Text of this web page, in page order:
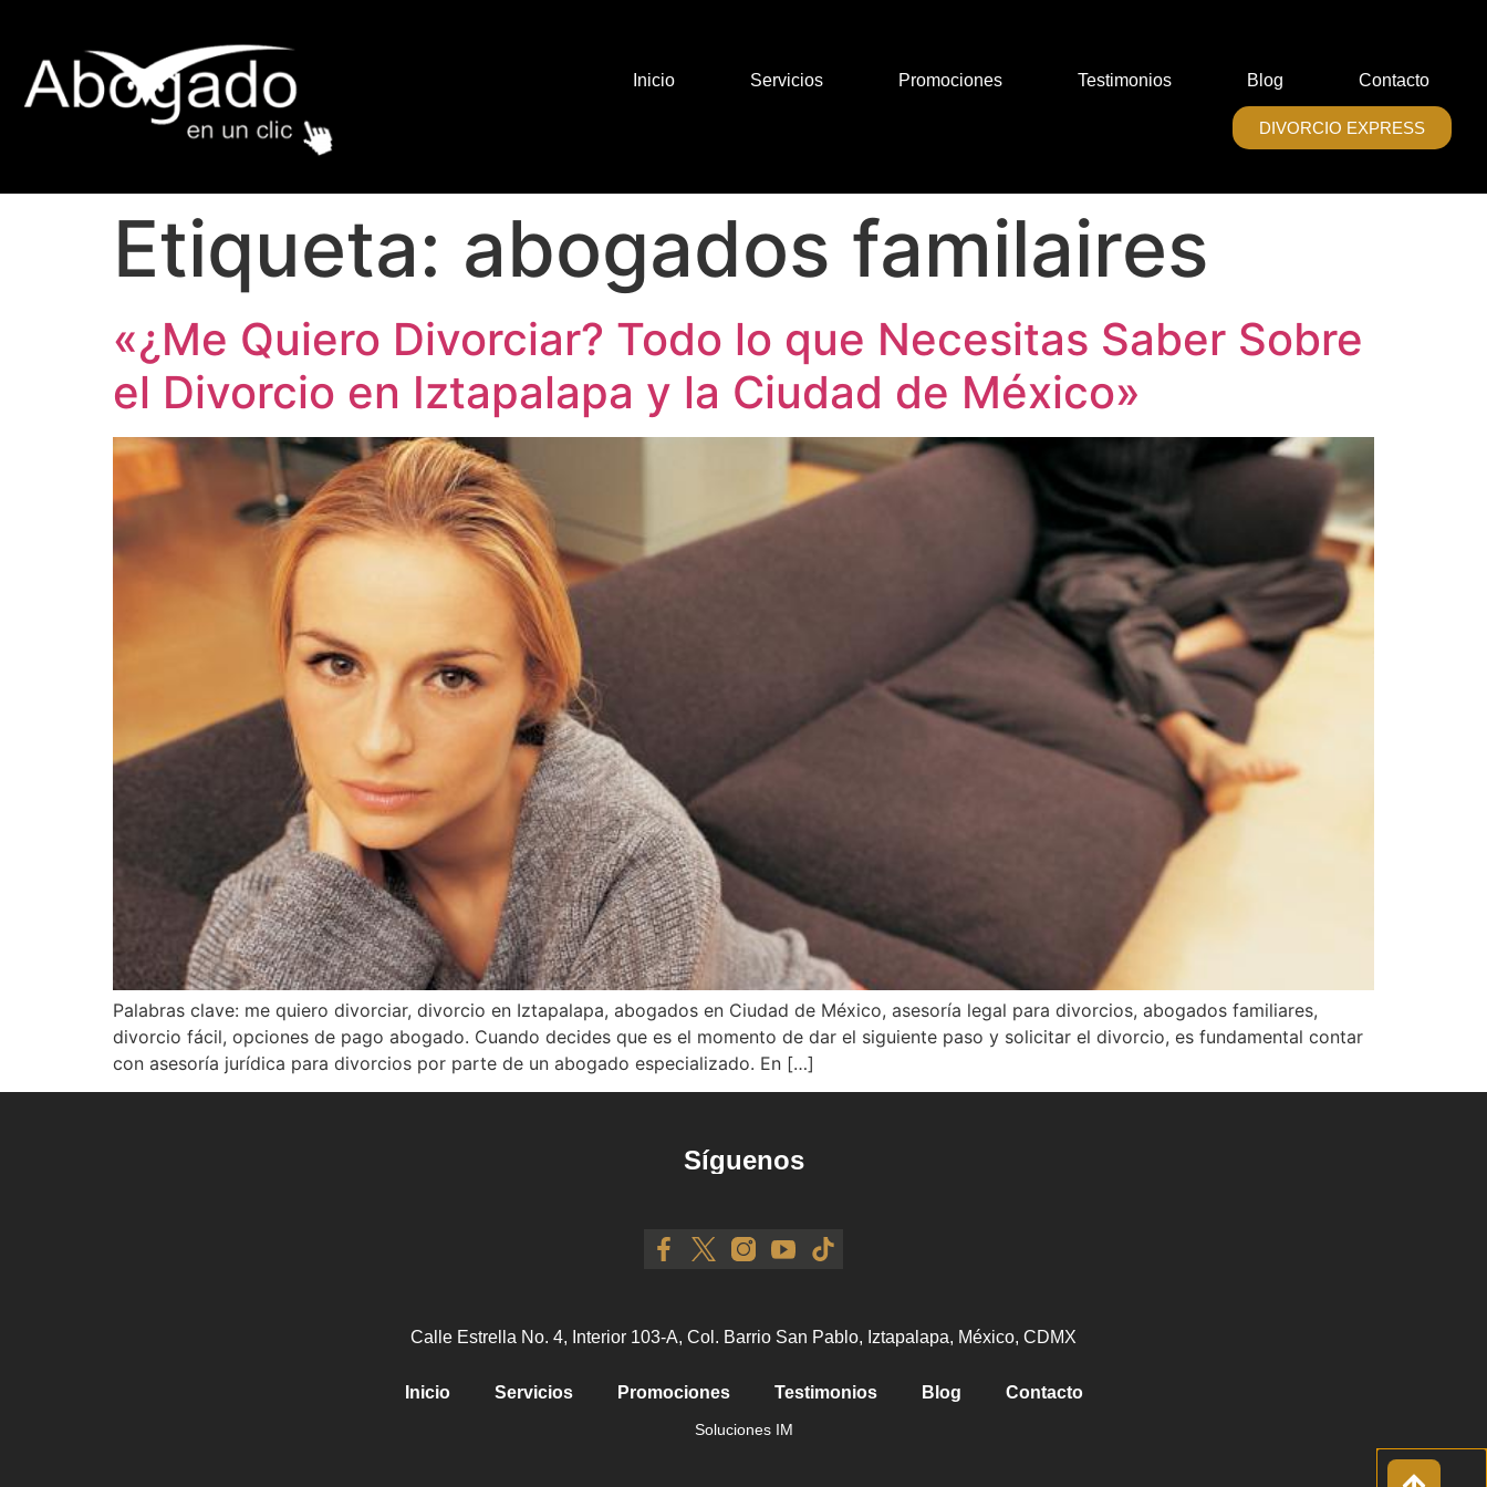
Inicio Servicios Promociones Testimonios Blog Contacto
DIVORCIO EXPRESS
Etiqueta: abogados familaires
«¿Me Quiero Divorciar? Todo lo que Necesitas Saber Sobre
el Divorcio en Iztapalapa y la Ciudad de México»
Palabras clave: me quiero divorciar, divorcio en Iztapalapa, abogados en Ciudad de México, asesoría legal para divorcios, abogados familiares,
divorcio fácil, opciones de pago abogado. Cuando decides que es el momento de dar el siguiente paso y solicitar el divorcio, es fundamental contar
con asesoría jurídica para divorcios por parte de un abogado especializado. En […]
Síguenos
Calle Estrella No. 4, Interior 103-A, Col. Barrio San Pablo, Iztapalapa, México, CDMX
Inicio Servicios Promociones Testimonios Blog Contacto
Soluciones IM